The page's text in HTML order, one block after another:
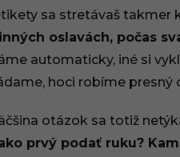
sa stretávaš takmer
oslavách, počas
automaticky, iné si
hoci robíme presný
otázok sa totiž
prvý podať ruku?